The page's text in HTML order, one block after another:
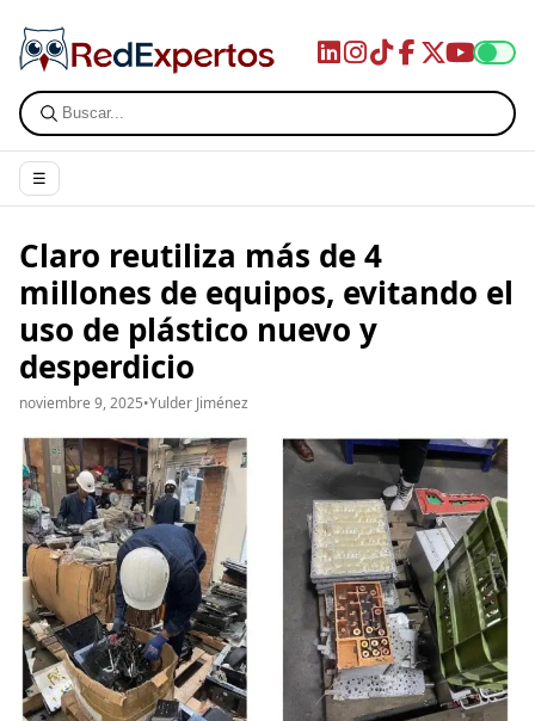
☰
Claro reutiliza más de 4
millones de equipos, evitando el
uso de plástico nuevo y
desperdicio
noviembre 9, 2025•Yulder Jiménez